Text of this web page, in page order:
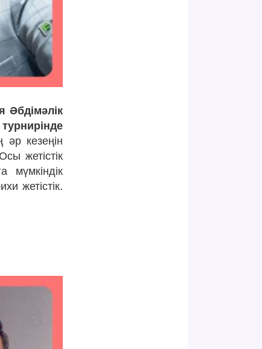
кезеңін
жетістік
мүмкіндік
жетістік.